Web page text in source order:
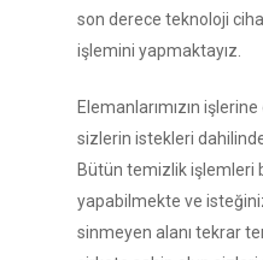
son derece teknoloji
işlemini yapmaktayız.
Elemanlarımızın
sizlerin istekleri
Bütün temizlik işlemleri
yapabilmekte ve
sinmeyen alanı tekrar